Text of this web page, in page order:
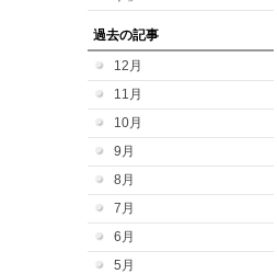
過去の記事
12月
11月
10月
9月
8月
7月
6月
5月